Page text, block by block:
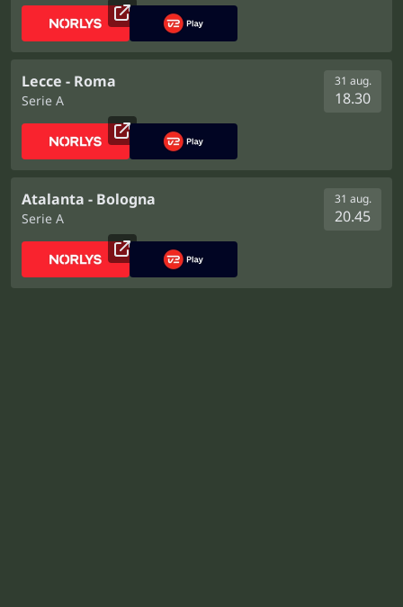
Lecce - Roma
Serie A
31 aug.
18.30
Atalanta - Bologna
Serie A
31 aug.
20.45